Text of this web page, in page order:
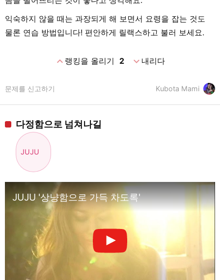
익숙하지 않을 때는 과장되게 해 보면서 요령을 잡는 것도
물론 연습 방법입니다! 편안하게 릴랙스하고 불러 보세요.
expand_less랭킹을 올리기 2 expand_more내리다
Kubota Mami
문제를 신고하기
다정함으로 넘쳐나길
JUJU
JUJU '상냥함으로 가득 차도록'